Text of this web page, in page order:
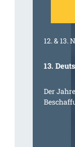
12. & 13.
13.
Der